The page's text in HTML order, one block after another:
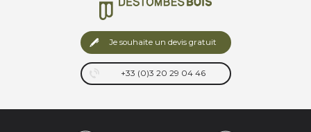
Je souhaite un devis gratuit
+33 (0)3 20 29 04 46